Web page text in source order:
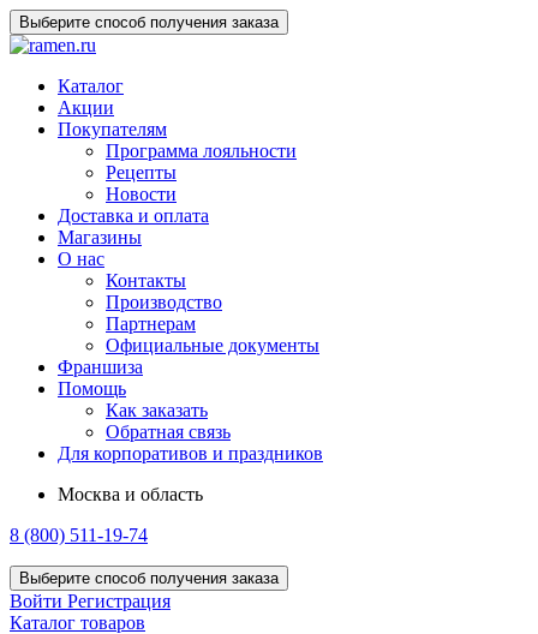
Выберите способ получения заказа
Каталог
Акции
Покупателям
Программа лояльности
Рецепты
Новости
Доставка и оплата
Магазины
О нас
Контакты
Производство
Партнерам
Официальные документы
Франшиза
Помощь
Как заказать
Обратная связь
Для корпоративов и праздников
Москва и область
8 (800) 511-19-74
Выберите способ получения заказа
Войти Регистрация
Каталог товаров